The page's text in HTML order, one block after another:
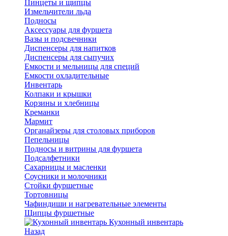
Пинцеты и щипцы
Измельчители льда
Подносы
Аксессуары для фуршета
Вазы и подсвечники
Диспенсеры для напитков
Диспенсеры для сыпучих
Емкости и мельницы для специй
Емкости охладительные
Инвентарь
Колпаки и крышки
Корзины и хлебницы
Креманки
Мармит
Органайзеры для столовых приборов
Пепельницы
Подносы и витрины для фуршета
Подсалфетники
Сахарницы и масленки
Соусники и молочники
Стойки фуршетные
Тортовницы
Чафиндиши и нагревательные элементы
Щипцы фуршетные
Кухонный инвентарь
Назад